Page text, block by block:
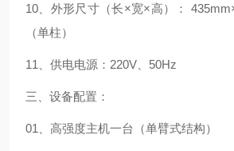
10、外形尺寸（长×宽×高）：
（单柱）
11、供电电源：220V、50Hz
三、设备配置：
01、高强度主机一台（单臂式结构）